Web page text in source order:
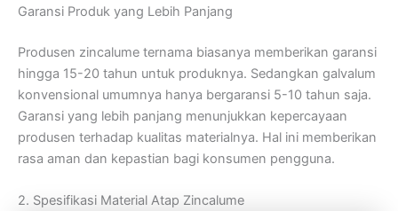
Garansi Produk yang Lebih Panjang
Produsen zincalume ternama biasanya memberikan garansi
hingga 15-20 tahun untuk produknya. Sedangkan galvalum
konvensional umumnya hanya bergaransi 5-10 tahun saja.
Garansi yang lebih panjang menunjukkan kepercayaan
produsen terhadap kualitas materialnya. Hal ini memberikan
rasa aman dan kepastian bagi konsumen pengguna.
2. Spesifikasi Material Atap Zincalume